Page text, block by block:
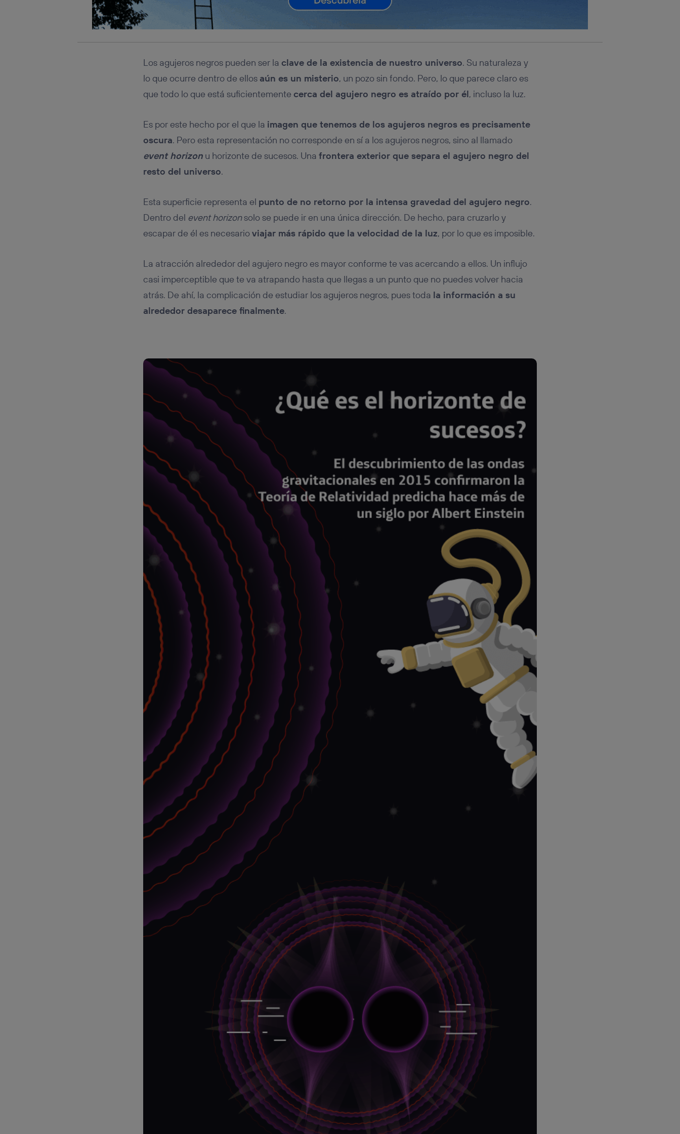
Los agujeros negros pueden ser la clave de la existencia de nuestro universo. Su naturaleza y
lo que ocurre dentro de ellos aún es un misterio, un pozo sin fondo. Pero, lo que parece claro es
que todo lo que está suficientemente cerca del agujero negro es atraído por él, incluso la luz.
Es por este hecho por el que la imagen que tenemos de los agujeros negros es precisamente
oscura. Pero esta representación no corresponde en sí a los agujeros negros, sino al llamado
event horizonu horizonte de sucesos. Una frontera exterior que separa el agujero negro del
resto del universo.
Esta superficie representa el punto de no retorno por la intensa gravedad del agujero negro.
Dentro del event horizonsolo se puede ir en una única dirección. De hecho, para cruzarlo y
escapar de él es necesarioviajar más rápido que la velocidad de la luz, por lo que es imposible.
La atracción alrededor del agujero negro es mayor conforme te vas acercando a ellos. Un influjo
casi imperceptible que te va atrapando hasta que llegas a un punto que no puedes volver hacia
atrás. De ahí, la complicación de estudiar los agujeros negros, pues toda la información a su
alrededor desaparece finalmente.